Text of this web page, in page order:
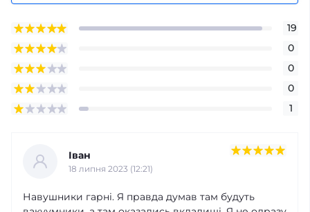
19
0
0
0
1
Іван
18 липня 2023 (12:21)
Навушники гарні. Я правда думав там будуть